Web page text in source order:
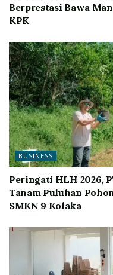
Berprestasi Bawa
KPK
BUSINESS
Peringati HLH 2026,
Tanam Puluhan
SMKN 9 Kolaka